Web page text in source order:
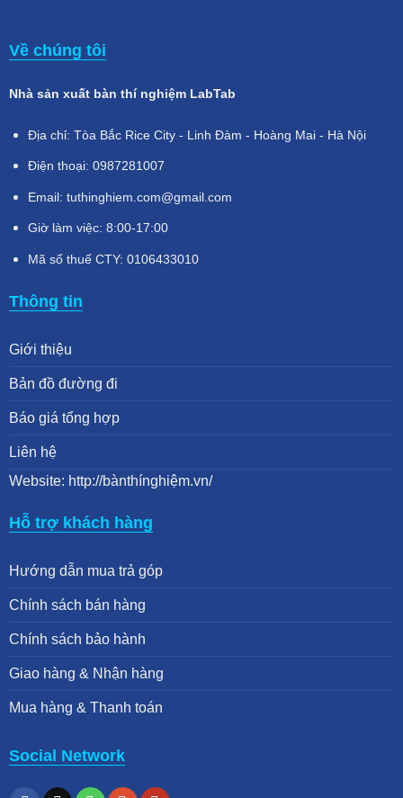
Về chúng tôi
Nhà sản xuất bàn thí nghiệm LabTab
Địa chỉ: Tòa Bắc Rice City - Linh Đàm - Hoàng Mai - Hà Nội
Điện thoại: 0987281007
Email: tuthinghiem.com@gmail.com
Giờ làm việc: 8:00-17:00
Mã số thuế CTY: 0106433010
Thông tin
Giới thiệu
Bản đồ đường đi
Báo giá tổng hợp
Liên hệ
Website: http://bànthínghiệm.vn/
Hỗ trợ khách hàng
Hướng dẫn mua trả góp
Chính sách bán hàng
Chính sách bảo hành
Giao hàng & Nhận hàng
Mua hàng & Thanh toán
Social Network